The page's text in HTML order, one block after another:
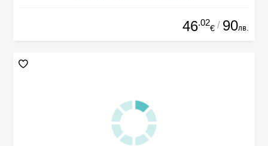
46.02
€ / 90лв.